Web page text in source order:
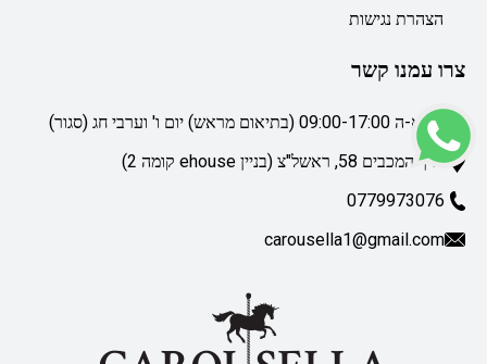
הצהרת נגישות
צרו עמנו קשר
ימי א-ה 09:00-17:00 (בתיאום מראש) יום ו' וערבי חג (סגור)
דרך המכבים 58, ראשל"צ (בניין ehouse קומה 2)
0779973076
carousella1@gmail.com